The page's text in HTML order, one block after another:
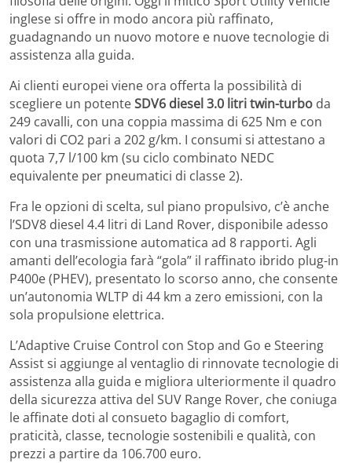
inglese si offre in modo ancora più raffinato,
guadagnando un nuovo motore e nuove tecnologie di
assistenza alla guida.
Ai clienti europei viene ora offerta la possibilità di
scegliere un potenteSDV6 diesel 3.0 litri twin-turbo da
249 cavalli, con una coppia massima di 625 Nm e con
valori di CO2 pari a 202 g/km. I consumi si attestano a
quota 7,7 l/100 km (su ciclo combinato NEDC
equivalente per pneumatici di classe 2).
Fra le opzioni di scelta, sul piano propulsivo, c’è anche
l’SDV8 diesel 4.4 litri di Land Rover, disponibile adesso
con una trasmissione automatica ad 8 rapporti. Agli
amanti dell’ecologia farà “gola” il raffinato ibrido plug-in
P400e (PHEV), presentato lo scorso anno, che consente
un’autonomia WLTP di 44 km a zero emissioni, con la
sola propulsione elettrica.
L’Adaptive Cruise Control con Stop and Go e Steering
Assist si aggiunge al ventaglio di rinnovate tecnologie di
assistenza alla guida e migliora ulteriormente il quadro
della sicurezza attiva del SUV Range Rover, che coniuga
le affinate doti al consueto bagaglio di comfort,
praticità, classe, tecnologie sostenibili e qualità, con
prezzi a partire da 106.700 euro.